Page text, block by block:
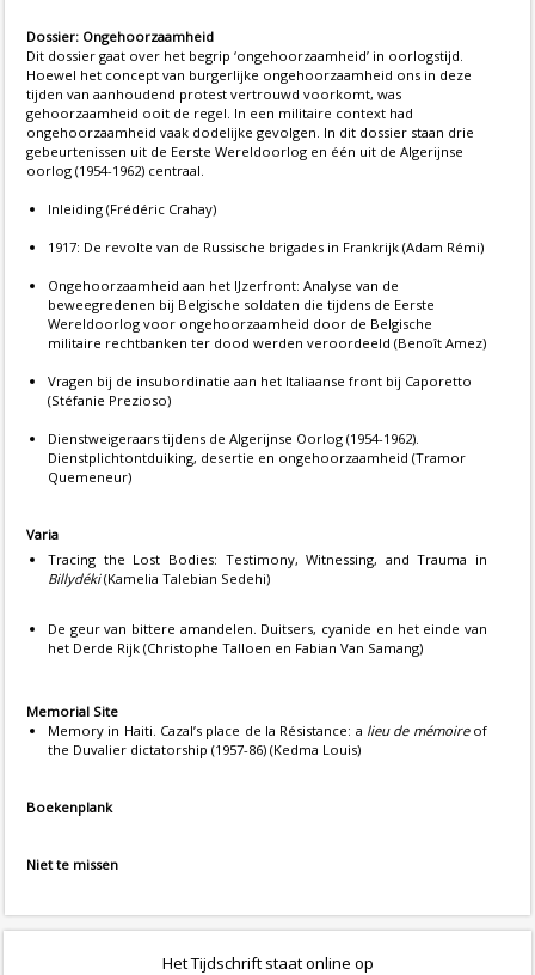
Dossier: Ongehoorzaamheid
Dit dossier gaat over het begrip ‘ongehoorzaamheid’ in oorlogstijd.
Hoewel het concept van burgerlijke ongehoorzaamheid ons in deze
tijden van aanhoudend protest vertrouwd voorkomt, was
gehoorzaamheid ooit de regel. In een militaire context had
ongehoorzaamheid vaak dodelijke gevolgen. In dit dossier staan drie
gebeurtenissen uit de Eerste Wereldoorlog en één uit de Algerijnse
oorlog (1954-1962) centraal.
Inleiding (Frédéric Crahay)
1917: De revolte van de Russische brigades in Frankrijk (Adam Rémi)
Ongehoorzaamheid aan het IJzerfront: Analyse van de
beweegredenen bij Belgische soldaten die tijdens de Eerste
Wereldoorlog voor ongehoorzaamheid door de Belgische
militaire rechtbanken ter dood werden veroordeeld (Benoît Amez)
Vragen bij de insubordinatie aan het Italiaanse front bij Caporetto
(Stéfanie Prezioso)
Dienstweigeraars tijdens de Algerijnse Oorlog (1954-1962).
Dienstplichtontduiking, desertie en ongehoorzaamheid (Tramor
Quemeneur)
Varia
Tracing the Lost Bodies: Testimony, Witnessing, and Trauma in
Billydéki(Kamelia Talebian Sedehi)
De geur van bittere amandelen. Duitsers, cyanide en het einde van
het Derde Rijk (Christophe Talloen en Fabian Van Samang)
Memorial Site
Memory in Haiti. Cazal’s place de la Résistance: a lieu de mémoireof
the Duvalier dictatorship (1957-86) (Kedma Louis)
Boekenplank
Niet te missen
Het Tijdschrift staat online op